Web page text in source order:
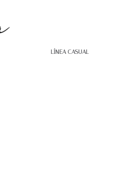
LÍNEA CASUAL